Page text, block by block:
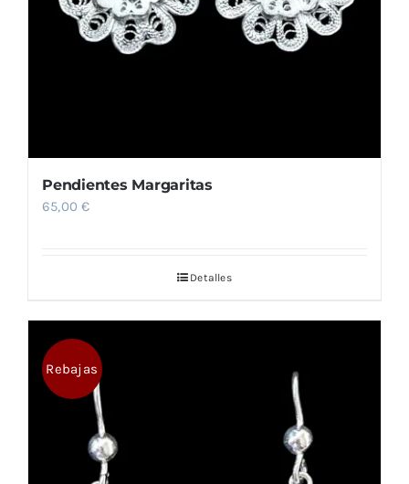
Pendientes Margaritas
65,00€
Detalles
Rebajas